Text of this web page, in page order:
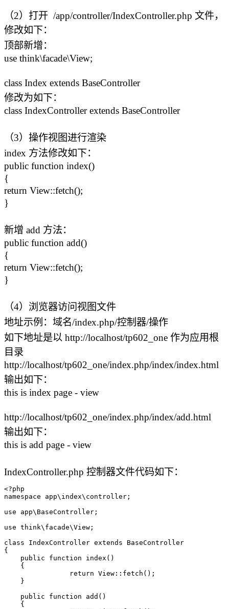
（2）打开 /app/controller/IndexController.php 文件，
修改如下：
顶部新增：
use think\facade\View;
class Index extends BaseController
修改为如下：
class IndexController extends BaseController
（3）操作视图进行渲染
index 方法修改如下：
public function index()
{
return View::fetch();
}
新增 add 方法：
public function add()
{
return View::fetch();
}
（4）浏览器访问视图文件
地址示例：域名/index.php/控制器/操作
如下地址是以 http://localhost/tp602_one 作为应用根
目录
http://localhost/tp602_one/index.php/index/index.html
输出如下：
this is index page - view
http://localhost/tp602_one/index.php/index/add.html
输出如下：
this is add page - view
IndexController.php 控制器文件代码如下：
<?php
namespace app\index\controller;
use app\BaseController;
use think\facade\View;
class IndexController extends BaseController
{
public function index()
{
}
public function add()
{